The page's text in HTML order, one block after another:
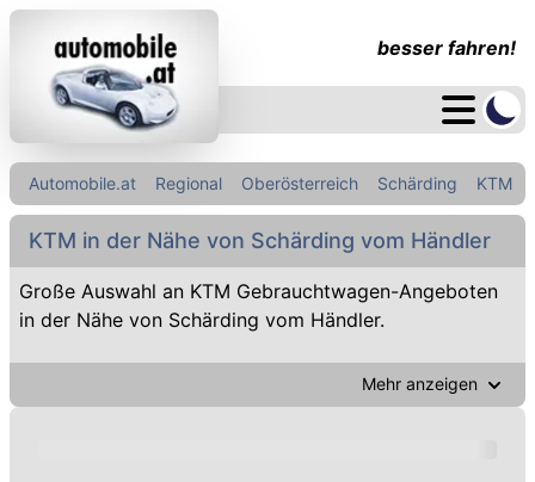
besser fahren!
Automobile.at Regional Oberösterreich Schärding KTM
KTM in der Nähe von Schärding vom Händler
Große Auswahl an KTM Gebrauchtwagen-Angeboten
in der Nähe von Schärding vom Händler.
Mehr anzeigen